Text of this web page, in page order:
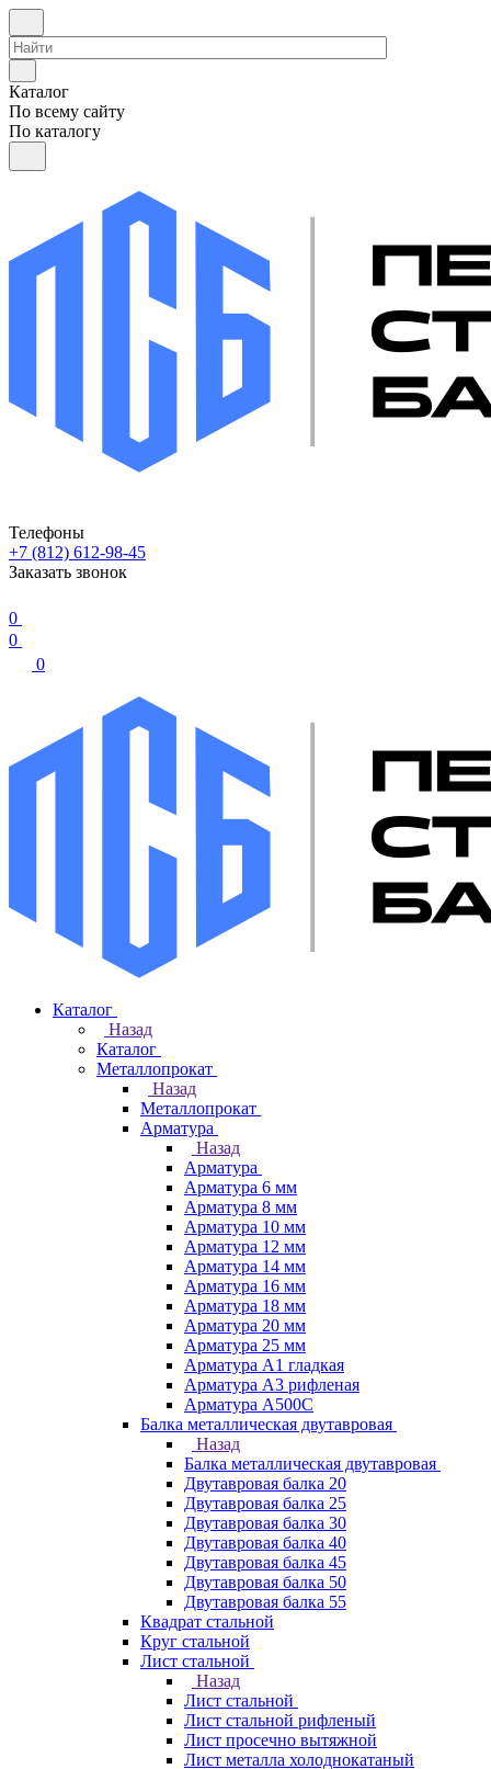
Каталог
По всему сайту
По каталогу
Телефоны
+7 (812) 612-98-45
Заказать звонок
0
0
0
Каталог
Назад
Каталог
Металлопрокат
Назад
Металлопрокат
Арматура
Назад
Арматура
Арматура 6 мм
Арматура 8 мм
Арматура 10 мм
Арматура 12 мм
Арматура 14 мм
Арматура 16 мм
Арматура 18 мм
Арматура 20 мм
Арматура 25 мм
Арматура А1 гладкая
Арматура А3 рифленая
Арматура А500С
Балка металлическая двутавровая
Назад
Балка металлическая двутавровая
Двутавровая балка 20
Двутавровая балка 25
Двутавровая балка 30
Двутавровая балка 40
Двутавровая балка 45
Двутавровая балка 50
Двутавровая балка 55
Квадрат стальной
Круг стальной
Лист стальной
Назад
Лист стальной
Лист стальной рифленый
Лист просечно вытяжной
Лист металла холоднокатаный